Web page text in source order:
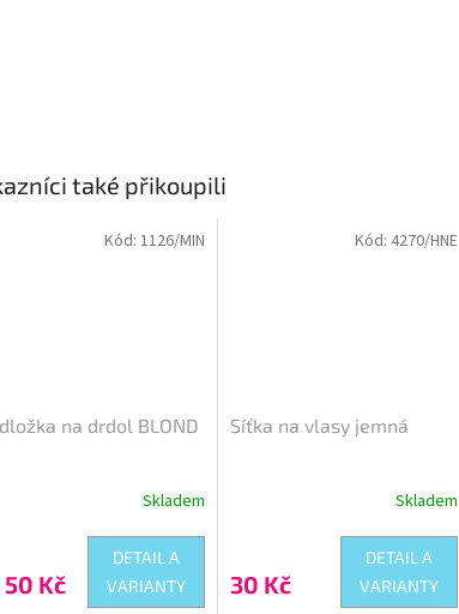
také přikoupili
na drdol BLOND
Skladem
50 Kč
DETAIL A
VARIANTY
Kód: 1126/MIN
Síťka na vlasy jemná
je
5,0
Skladem
30 Kč
DETAIL A
VARIANTY
Kód: 4270/HNE